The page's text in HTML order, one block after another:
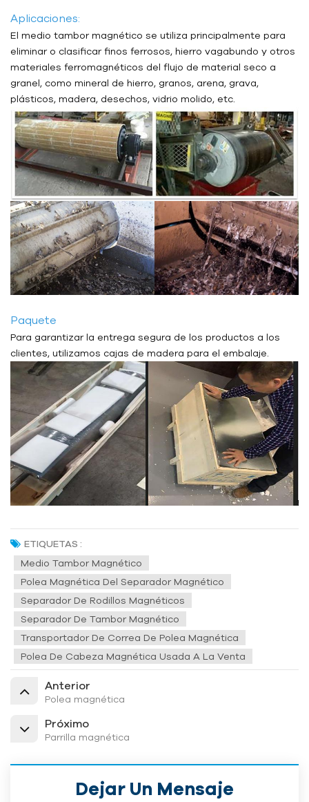
Aplicaciones:
El medio tambor magnético se utiliza principalmente para
eliminar o clasificar finos ferrosos, hierro vagabundo y otros
materiales ferromagnéticos del flujo de material seco a
granel, como mineral de hierro, granos, arena, grava,
plásticos, madera, desechos, vidrio molido, etc.
Paquete
Para garantizar la entrega segura de los productos a los
clientes, utilizamos cajas de madera para el embalaje.
ETIQUETAS :
Medio Tambor Magnético
Polea Magnética Del Separador Magnético
Separador De Rodillos Magnéticos
Separador De Tambor Magnético
Transportador De Correa De Polea Magnética
Polea De Cabeza Magnética Usada A La Venta
Anterior
Polea magnética
Próximo
Parrilla magnética
Dejar Un Mensaje